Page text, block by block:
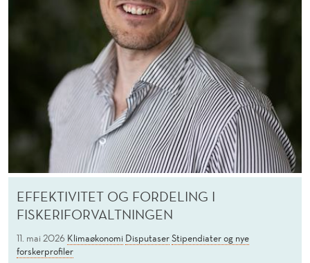
EFFEKTIVITET OG FORDELING I
FISKERIFORVALTNINGEN
11. mai 2026 Klimaøkonomi DisputaserStipendiater og nye
forskerprofiler